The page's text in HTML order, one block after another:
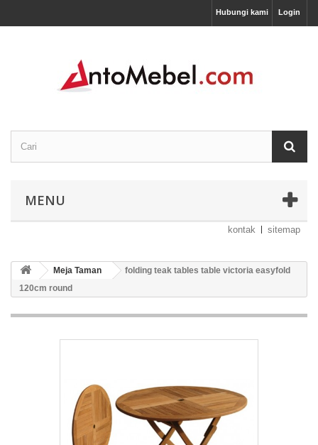
Login
Hubungi kami
MENU
kontak sitemap
Meja Taman
folding teak tables table victoria easyfold
120cm round